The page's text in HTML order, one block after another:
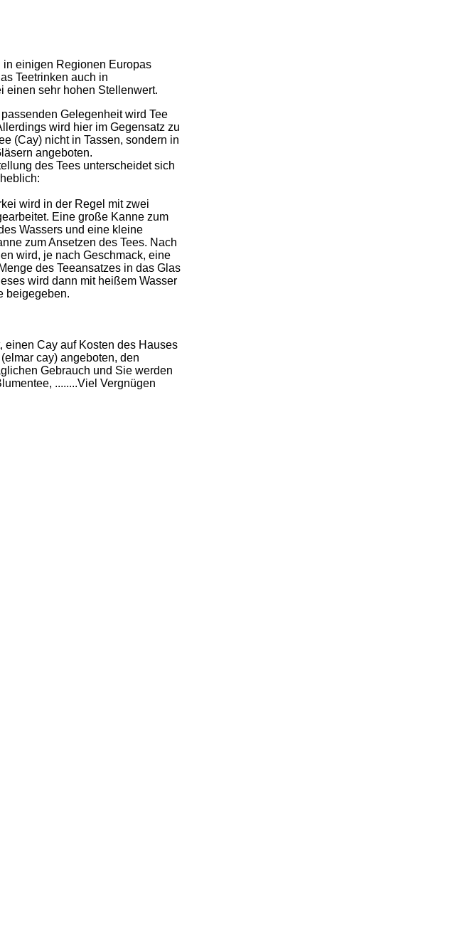
in einigen Regionen Europas
Teetrinken auch in
einen sehr hohen Stellenwert.
Gelegenheit wird Tee
wird hier im Gegensatz zu
(Cay) nicht in Tassen, sondern in
angeboten.
des Tees unterscheidet sich
wird in der Regel mit zwei
Eine große Kanne zum
Wassers und eine kleine
zum Ansetzen des Tees. Nach
wird, je nach Geschmack, eine
des Teeansatzes in das Glas
wird dann mit heißem Wasser
beigegeben.
einen Cay auf Kosten des Hauses
cay) angeboten, den
Gebrauch und Sie werden
........Viel Vergnügen